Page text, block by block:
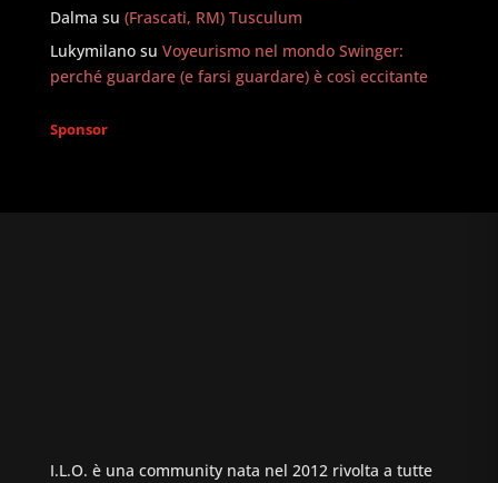
Dalma su (Frascati, RM) Tusculum
Lukymilanosu Voyeurismo nel mondo Swinger:
perché guardare (e farsi guardare) è così eccitante
Sponsor
I.L.O. è una community nata nel 2012 rivolta a tutte